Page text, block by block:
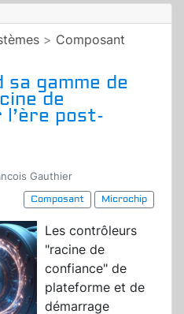
> Composant
gamme de
de
l’ère post-
Gauthier
Composant
Microchip
Les contrôleurs
"racine de
confiance" de
plateforme et de
démarrage